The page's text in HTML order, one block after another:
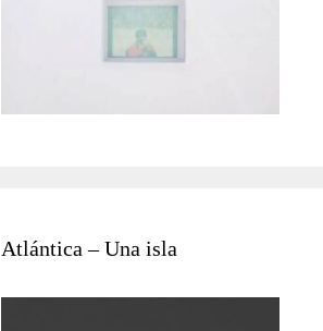
Atlántica – Una isla